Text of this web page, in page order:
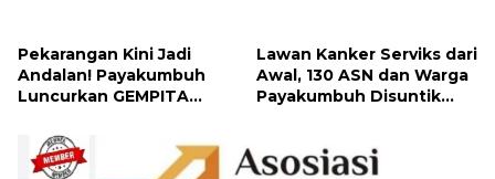
Pekarangan Kini Jadi
Andalan! Payakumbuh
Luncurkan GEMPITA
Ketahanan Pangan
Lawan Kanker Serviks dari
Awal, 130 ASN dan Warga
Payakumbuh Disuntik